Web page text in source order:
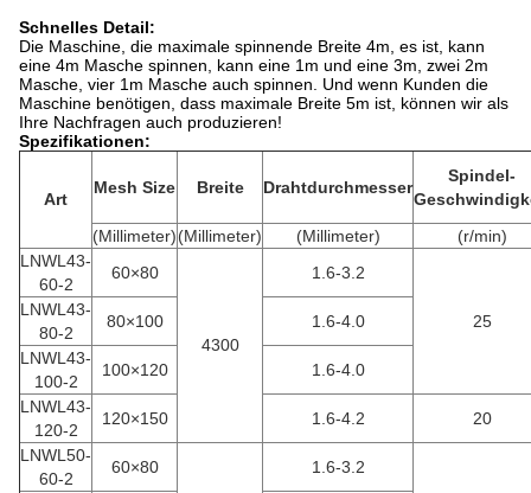
Schnelles Detail:
Die Maschine, die maximale spinnende Breite 4m, es ist, kann
eine 4m Masche spinnen, kann eine 1m und eine 3m, zwei 2m
Masche, vier 1m Masche auch spinnen. Und wenn Kunden die
Maschine benötigen, dass maximale Breite 5m ist, können wir als
Ihre Nachfragen auch produzieren!
Spezifikationen:
Art
Mesh Size Breite Drahtdurchmesser
Spindel-
(Millimeter)(Millimeter) (Millimeter)
(r/min)
LNWL43-
60-2
60×80
4300
1.6-3.2
25
LNWL43-
80-2
80×100
1.6-4.0
LNWL43-
100-2
100×120
1.6-4.0
LNWL43-
120-2
120×150 1.6-4.2
20
LNWL50-
60-2
60×80 1.6-3.2